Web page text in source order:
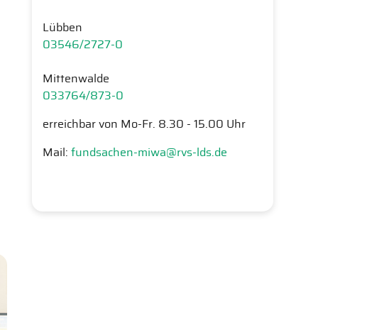
Lübben
03546/2727-0
Mittenwalde
033764/873-0
erreichbar von Mo-Fr. 8.30 - 15.00 Uhr
Mail: fundsachen-miwa@rvs-lds.de